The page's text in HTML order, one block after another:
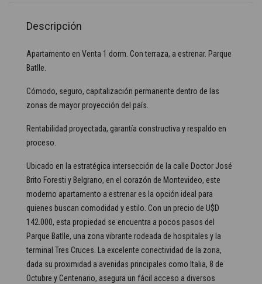
Descripción
Apartamento en Venta 1 dorm. Con terraza, a estrenar. Parque
Batlle.
Cómodo, seguro, capitalización permanente dentro de las
zonas de mayor proyección del país.
Rentabilidad proyectada, garantía constructiva y respaldo en
proceso.
Ubicado en la estratégica intersección de la calle Doctor José
Brito Foresti y Belgrano, en el corazón de Montevideo, este
moderno apartamento a estrenar es la opción ideal para
quienes buscan comodidad y estilo. Con un precio de U$D
142.000, esta propiedad se encuentra a pocos pasos del
Parque Batlle, una zona vibrante rodeada de hospitales y la
terminal Tres Cruces. La excelente conectividad de la zona,
dada su proximidad a avenidas principales como Italia, 8 de
Octubre y Centenario, asegura un fácil acceso a diversos